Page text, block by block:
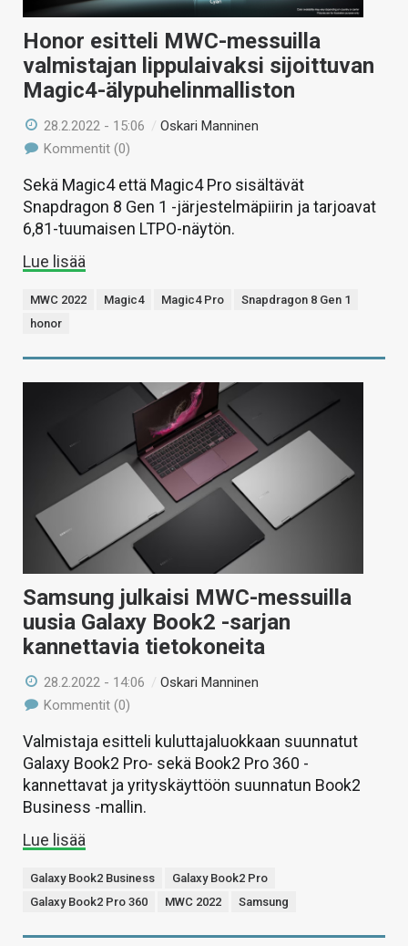
Honor esitteli MWC-messuilla
valmistajan lippulaivaksi sijoittuvan
Magic4-älypuhelinmalliston
28.2.2022 - 15:06 /Oskari Manninen
Kommentit (0)
Sekä Magic4 että Magic4 Pro sisältävät
Snapdragon 8 Gen 1 -järjestelmäpiirin ja tarjoavat
6,81-tuumaisen LTPO-näytön.
Lue lisää
MWC 2022 Magic4 Magic4 Pro
Snapdragon 8 Gen 1
honor
Samsung julkaisi MWC-messuilla
uusia Galaxy Book2 -sarjan
kannettavia tietokoneita
28.2.2022 - 14:06 /Oskari Manninen
Kommentit (0)
Valmistaja esitteli kuluttajaluokkaan suunnatut
Galaxy Book2 Pro- sekä Book2 Pro 360 -
kannettavat ja yrityskäyttöön suunnatun Book2
Business -mallin.
Lue lisää
Galaxy Book2 Business
Galaxy Book2 Pro
Galaxy Book2 Pro 360
MWC 2022 Samsung